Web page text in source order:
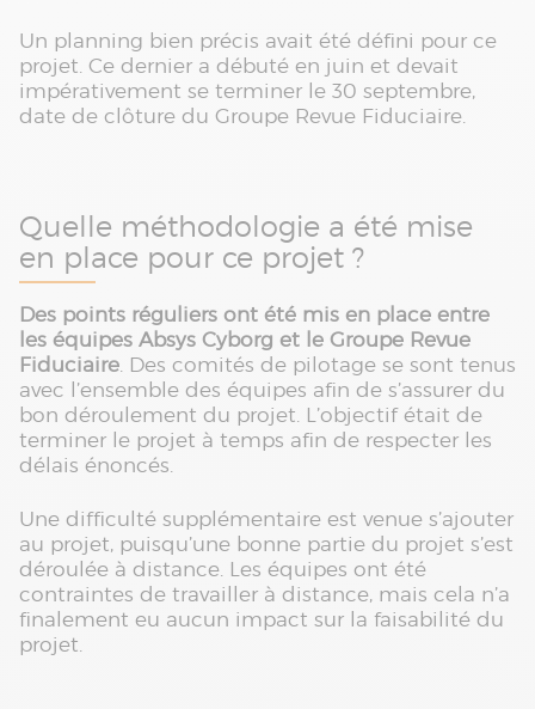
Un planning bien précis avait été défini pour ce
projet. Ce dernier a débuté en juin et devait
impérativement se terminer le 30 septembre,
date de clôture du Groupe Revue Fiduciaire.
Quelle méthodologie a été mise
en place pour ce projet ?
Des points réguliers ont été mis en place entre
les équipes Absys Cyborg et le Groupe Revue
Fiduciaire. Des comités de pilotage se sont tenus
avec l’ensemble des équipes afin de s’assurer du
bon déroulement du projet. L’objectif était de
terminer le projet à temps afin de respecter les
délais énoncés.
Une difficulté supplémentaire est venue s’ajouter
au projet, puisqu’une bonne partie du projet s’est
déroulée à distance. Les équipes ont été
contraintes de travailler à distance, mais cela n’a
finalement eu aucun impact sur la faisabilité du
projet.